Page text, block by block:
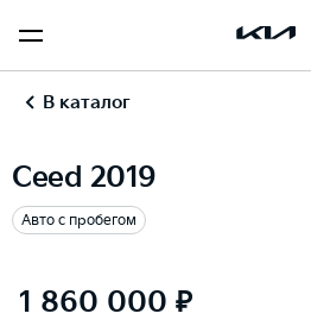
В каталог
Ceed 2019
Авто с пробегом
1 860 000 ₽